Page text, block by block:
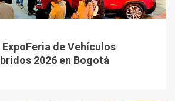
de Vehículos
2026 en Bogotá